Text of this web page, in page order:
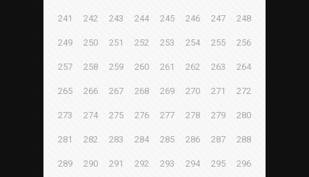
241 242 243 244 245 246 247 248
249 250 251 252 253 254 255 256
257 258 259 260 261 262 263 264
265 266 267 268 269 270 271 272
273 274 275 276 277 278 279 280
281 282 283 284 285 286 287 288
289 290 291 292 293 294 295 296